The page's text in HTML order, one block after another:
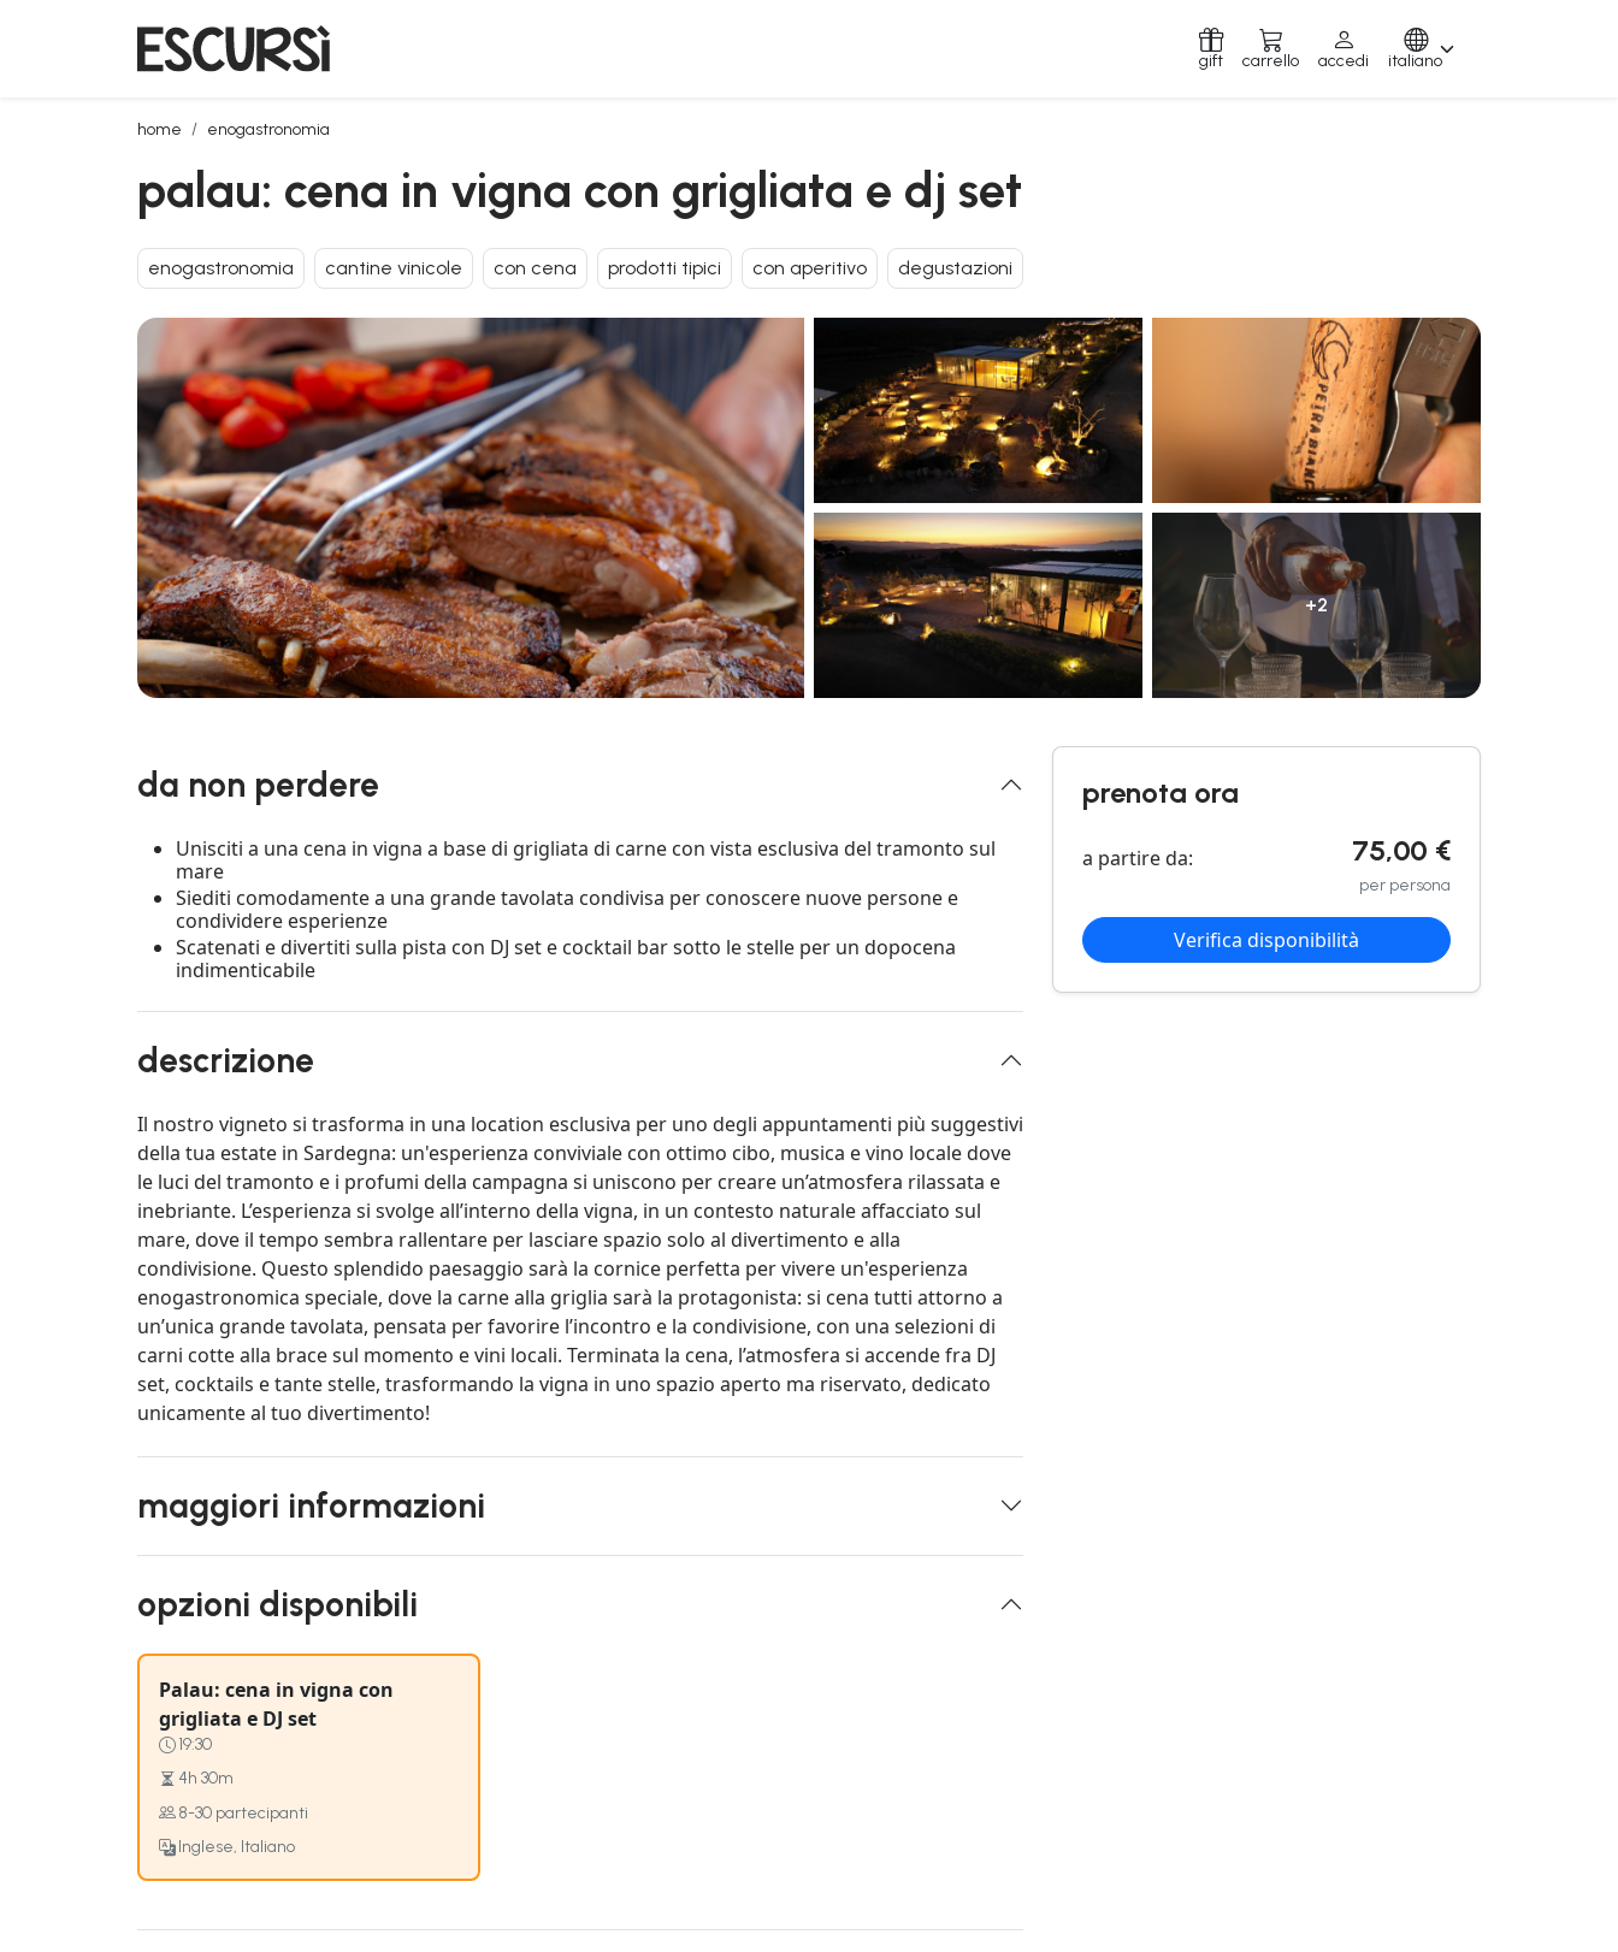
gift carrello accedi italiano
home enogastronomia
palau: cena in vigna con grigliata e dj set
palau: cena in vigna con grigliata e dj set
enogastronomia cantine vinicole con cena prodotti tipici con aperitivo degustazioni
+2
da non perdere
Unisciti a una cena in vigna a base di grigliata di carne con vista esclusiva del tramonto sul
mare
Siediti comodamente a una grande tavolata condivisa per conoscere nuove persone e
condividere esperienze
Scatenati e divertiti sulla pista con DJ set e cocktail bar sotto le stelle per un dopocena
indimenticabile
descrizione
Il nostro vigneto si trasforma in una location esclusiva per uno degli appuntamenti più suggestivi
della tua estate in Sardegna: un'esperienza conviviale con ottimo cibo, musica e vino locale dove
le luci del tramonto e i profumi della campagna si uniscono per creare un’atmosfera rilassata e
inebriante. L’esperienza si svolge all’interno della vigna, in un contesto naturale affacciato sul
mare, dove il tempo sembra rallentare per lasciare spazio solo al divertimento e alla
condivisione. Questo splendido paesaggio sarà la cornice perfetta per vivere un'esperienza
enogastronomica speciale, dove la carne alla griglia sarà la protagonista: si cena tutti attorno a
un’unica grande tavolata, pensata per favorire l’incontro e la condivisione, con una selezioni di
carni cotte alla brace sul momento e vini locali. Terminata la cena, l’atmosfera si accende fra DJ
set, cocktails e tante stelle, trasformando la vigna in uno spazio aperto ma riservato, dedicato
unicamente al tuo divertimento!
maggiori informazioni
opzioni disponibili
Palau: cena in vigna con
grigliata e DJ set
19:30
4h 30m
8-30 partecipanti
Inglese, Italiano
prenota ora
a partire da: 75,00 €
per persona
Verifica disponibilità